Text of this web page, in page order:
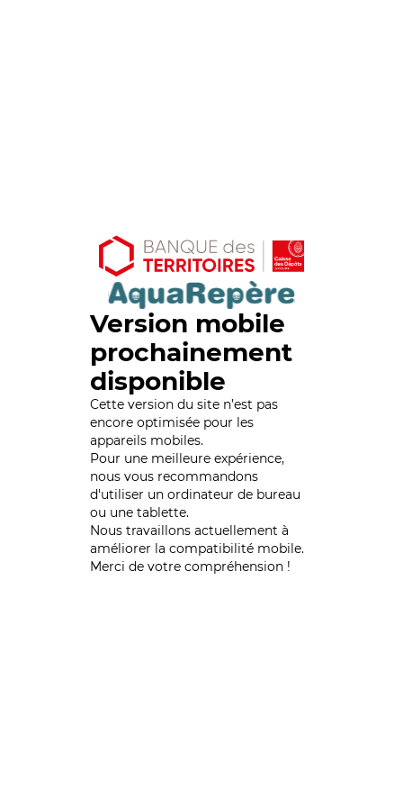
Version mobile
prochainement
disponible
Cette version du site n’est pas
encore optimisée pour les
appareils mobiles.
Pour une meilleure expérience,
nous vous recommandons
d'utiliser un ordinateur de bureau
ou une tablette.
Nous travaillons actuellement à
améliorer la compatibilité mobile.
Merci de votre compréhension !